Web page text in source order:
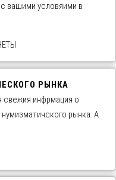
вашими условяими в
РЫНКА
свежия инфрмация о
рынка. А